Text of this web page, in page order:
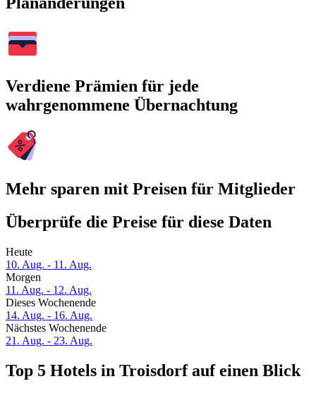
Verdiene Prämien für jede
wahrgenommene Übernachtung
Mehr sparen mit Preisen für Mitglieder
Überprüfe die Preise für diese Daten
Heute
10. Aug. - 11. Aug.
Morgen
11. Aug. - 12. Aug.
Dieses Wochenende
14. Aug. - 16. Aug.
Nächstes Wochenende
21. Aug. - 23. Aug.
Top 5 Hotels in Troisdorf auf einen Blick